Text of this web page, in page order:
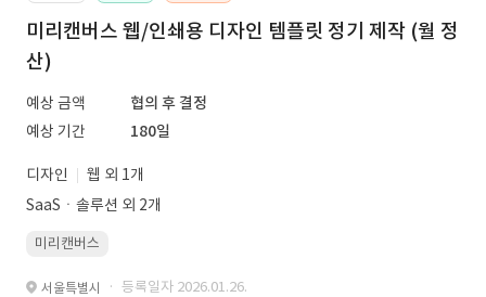
미리캔버스 웹/인쇄용 디자인 템플릿 정기 제작 (월 정
산)
예상 금액
협의 후 결정
예상 기간
180일
디자인
웹 외 1개
SaaSㆍ솔루션 외 2개
미리캔버스
서울특별시 · 등록일자 2026.01.26.